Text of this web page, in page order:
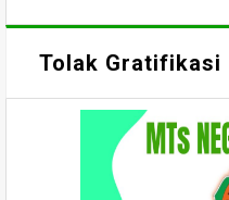
Tolak Gratifikasi